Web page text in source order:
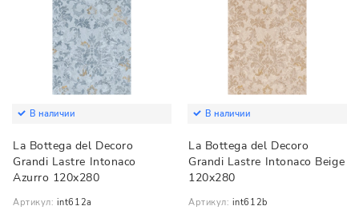
В наличии
La Bottega del Decoro
Grandi Lastre Intonaco
Azurro 120x280
Артикул: int612a
В наличии
La Bottega del Decoro
Grandi Lastre Intonaco Beige
120x280
Артикул: int612b